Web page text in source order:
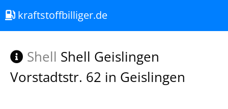
kraftstoffbilliger.de
Shell Shell Geislingen
Vorstadtstr. 62 in Geislingen